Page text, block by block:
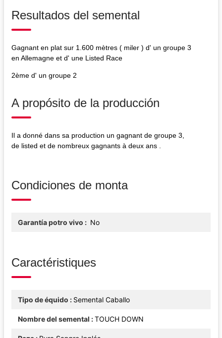
Resultados del semental
Gagnant en plat sur 1.600 mètres ( miler ) d' un groupe 3
en Allemagne et d' une Listed Race
2ème d' un groupe 2
A propósito de la producción
Il a donné dans sa production un gagnant de groupe 3,
de listed et de nombreux gagnants à deux ans .
Condiciones de monta
Garantía potro vivo No
Caractéristiques
Tipo de équido Semental Caballo
Nombre del semental TOUCH DOWN